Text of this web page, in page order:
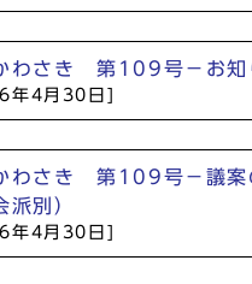
わさき 第109号－お知
年4月30日]
わさき 第109号－議案
派別）
年4月30日]